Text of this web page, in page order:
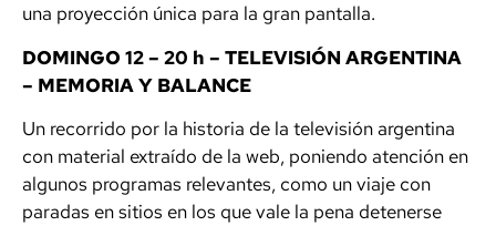
una proyección única para la gran pantalla.
DOMINGO 12 – 20 h – TELEVISIÓN ARGENTINA
– MEMORIA Y BALANCE
Un recorrido por la historia de la televisión argentina
con material extraído de la web, poniendo atención en
algunos programas relevantes, como un viaje con
paradas en sitios en los que vale la pena detenerse